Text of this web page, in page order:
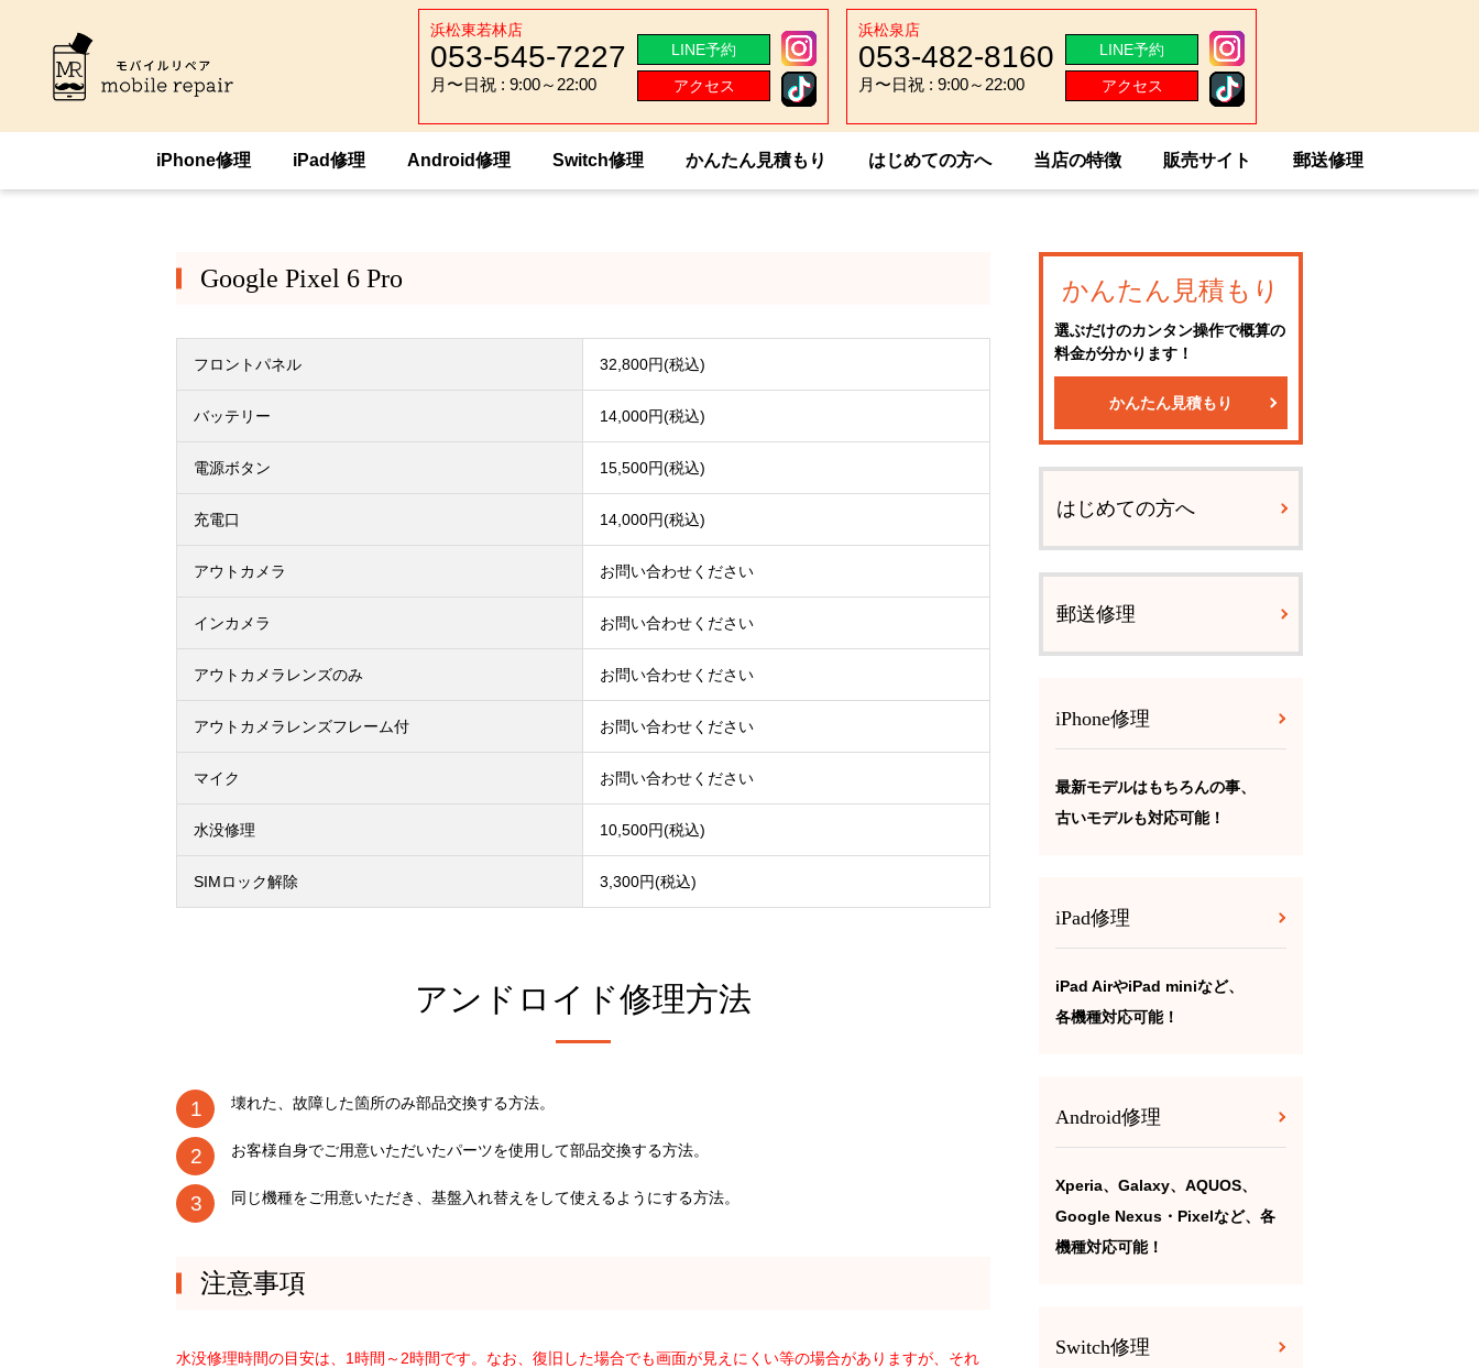
浜松東若林店
053-545-7227
月〜日祝 : 9:00～22:00
LINE予約
アクセス
浜松泉店
053-482-8160
月〜日祝 : 9:00～22:00
LINE予約
アクセス
iPhone修理 iPad修理 Android修理 Switch修理 かんたん見積もり はじめての方へ 当店の特徴 販売サイト 郵送修理
HOME Android修理 Google Google Pixel 6 Pro
Google Pixel 6 Pro
フロントパネル 32,800円(税込)
バッテリー 14,000円(税込)
電源ボタン 15,500円(税込)
充電口 14,000円(税込)
アウトカメラ お問い合わせください
インカメラ お問い合わせください
アウトカメラレンズのみ お問い合わせください
アウトカメラレンズフレーム付 お問い合わせください
マイク お問い合わせください
水没修理 10,500円(税込)
SIMロック解除 3,300円(税込)
アンドロイド修理方法
壊れた、故障した箇所のみ部品交換する方法。
お客様自身でご用意いただいたパーツを使用して部品交換する方法。
同じ機種をご用意いただき、基盤入れ替えをして使えるようにする方法。
注意事項
水没修理時間の目安は、1時間～2時間です。なお、復旧した場合でも画面が見えにくい等の場合がありますが、それ
かんたん見積もり
選ぶだけのカンタン操作で概算の
料金が分かります！
かんたん見積もり
はじめての方へ
郵送修理
iPhone修理
最新モデルはもちろんの事、
古いモデルも対応可能！
iPad修理
iPad AirやiPad miniなど、
各機種対応可能！
Android修理
Xperia、Galaxy、AQUOS、
Google Nexus・Pixelなど、各
機種対応可能！
Switch修理